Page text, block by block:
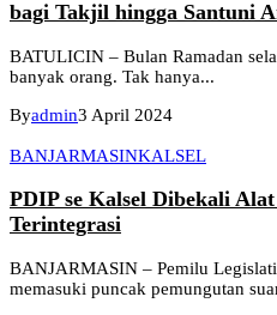
bagi Takjil hingga Santuni
BATULICIN – Bulan Ramadan
banyak orang. Tak hanya...
Byadmin3 April 2024
BANJARMASINKALSEL
PDIP se Kalsel Dibekali
Terintegrasi
BANJARMASIN – Pemilu
memasuki puncak pemungutan